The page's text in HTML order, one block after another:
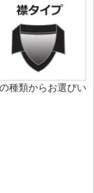
種類からお選びい